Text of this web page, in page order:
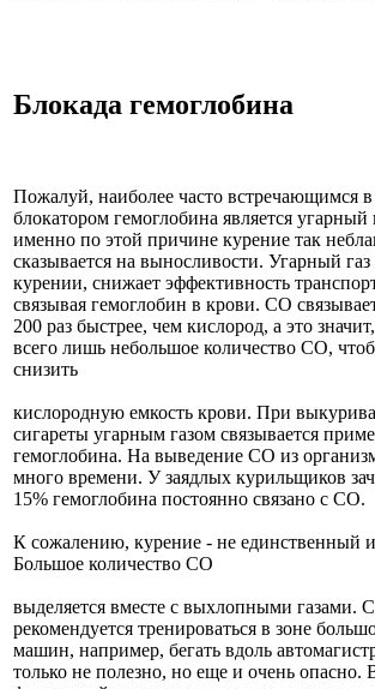
Блокада гемоглобина
Пожалуй, наиболее часто встречающимся
блокатором гемоглобина является
именно по этой причине курение так
сказывается на выносливости. Угарный
курении, снижает эффективность
связывая гемоглобин в крови. СО
200 раз быстрее, чем кислород, а это
всего лишь небольшое количество СО,
снизить
кислородную емкость крови. При
сигареты угарным газом связывается
гемоглобина. На выведение СО из
много времени. У заядлых курильщиков
15% гемоглобина постоянно связано с СО.
К сожалению, курение - не единственный
Большое количество СО
выделяется вместе с выхлопными газами.
рекомендуется тренироваться в зоне
машин, например, бегать вдоль
только не полезно, но еще и очень опасно.